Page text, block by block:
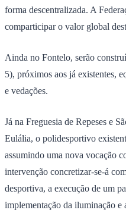
forma descentralizada. A
comparticipar o valor global
Ainda no Fontelo, serão
5), próximos aos já existentes,
e vedações.
Já na Freguesia de Repeses e
Eulália, o polidesportivo
assumindo uma nova vocação
intervenção concretizar-se-á
desportiva, a execução de um
implementação da iluminação e